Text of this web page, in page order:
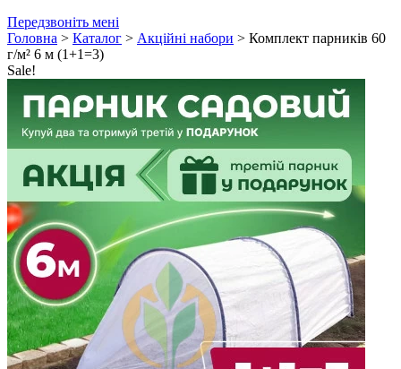
Передзвоніть мені
Головна > Каталог > Акційні набори > Комплект парників 60
г/м² 6 м (1+1=3)
Sale!